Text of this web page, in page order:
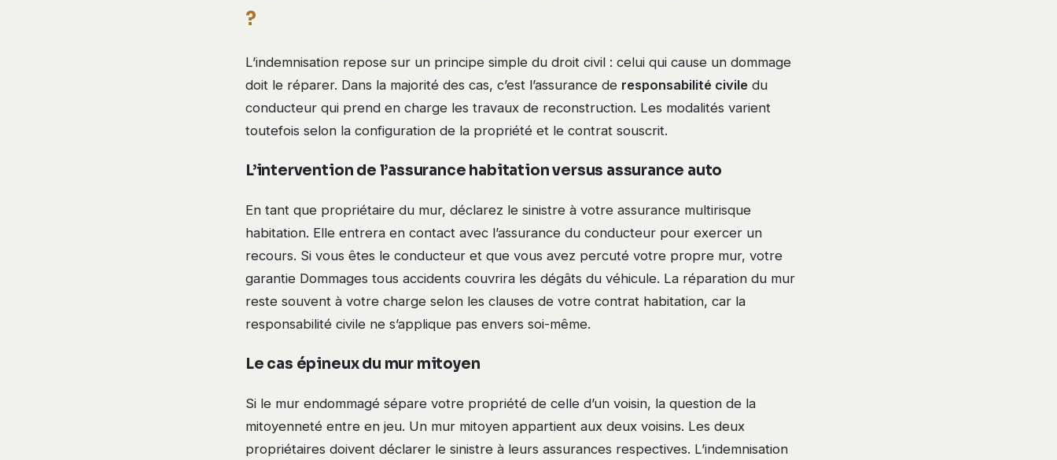
?
L’indemnisation repose sur un principe simple du droit civil : celui qui cause un dommage
doit le réparer. Dans la majorité des cas, c’est l’assurance de responsabilité civile du
conducteur qui prend en charge les travaux de reconstruction. Les modalités varient
toutefois selon la configuration de la propriété et le contrat souscrit.
L’intervention de l’assurance habitation versus assurance auto
En tant que propriétaire du mur, déclarez le sinistre à votre assurance multirisque
habitation. Elle entrera en contact avec l’assurance du conducteur pour exercer un
recours. Si vous êtes le conducteur et que vous avez percuté votre propre mur, votre
garantie Dommages tous accidents couvrira les dégâts du véhicule. La réparation du mur
reste souvent à votre charge selon les clauses de votre contrat habitation, car la
responsabilité civile ne s’applique pas envers soi-même.
Le cas épineux du mur mitoyen
Si le mur endommagé sépare votre propriété de celle d’un voisin, la question de la
mitoyenneté entre en jeu. Un mur mitoyen appartient aux deux voisins. Les deux
propriétaires doivent déclarer le sinistre à leurs assurances respectives. L’indemnisation